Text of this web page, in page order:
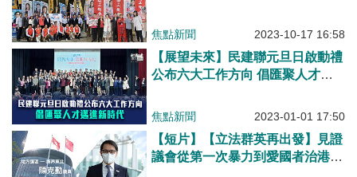
焦點新聞 2023-10-17 16:58
【展望未來】民建聯元旦日啟動禮
公布六大工作方向 倡匯聚人才邁
焦點新聞 2023-01-01 17:50
【短片】【立法群英再出發】見證
議會從第一次暴力到愛國者治港